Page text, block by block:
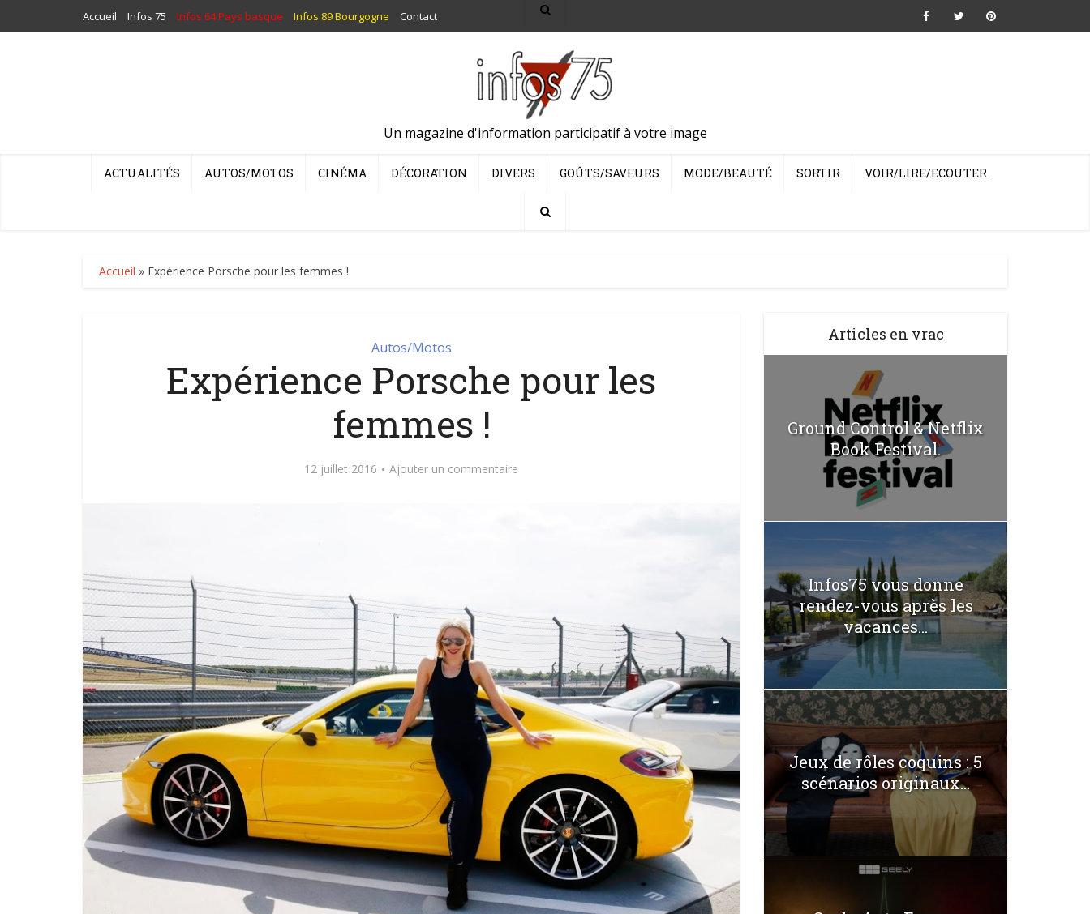
Accueil Infos 75 Infos 64 Pays basque Infos 89 Bourgogne Contact
Un magazine d'information participatif à votre image
ACTUALITÉS AUTOS/MOTOS CINÉMA DÉCORATION DIVERS GOÛTS/SAVEURS MODE/BEAUTÉ SORTIR VOIR/LIRE/ECOUTER
Accueil » Expérience Porsche pour les femmes !
Autos/Motos
Expérience Porsche pour les
femmes !
12 juillet 2016 Ajouter un commentaire
Articles en vrac
Ground Control & Netflix
Book Festival.
Infos75 vous donne
rendez-vous après les
vacances...
Jeux de rôles coquins : 5
scénarios originaux...